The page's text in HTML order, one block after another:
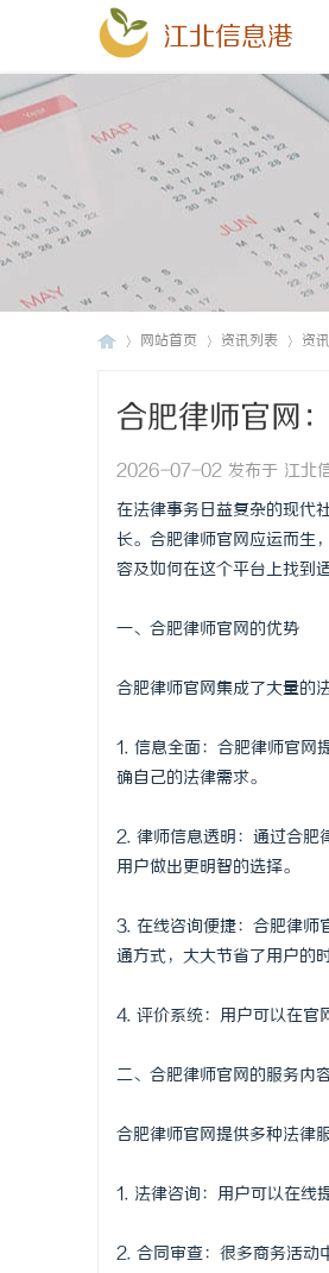
江北信息港
网站首页 资讯列表 资
合肥律师官网
2026-07-02 发布于 江北
在法律事务日益复杂的现代
长。合肥律师官网应运而生
容及如何在这个平台上找到
一、合肥律师官网的优势
合肥律师官网集成了大量的
1. 信息全面：合肥律师官网
确自己的法律需求。
2. 律师信息透明：通过合肥
用户做出更明智的选择。
3. 在线咨询便捷：合肥律师
通方式，大大节省了用户的时
4. 评价系统：用户可以在官
二、合肥律师官网的服务内
合肥律师官网提供多种法律
1. 法律咨询：用户可以在线
2. 合同审查：很多商务活动